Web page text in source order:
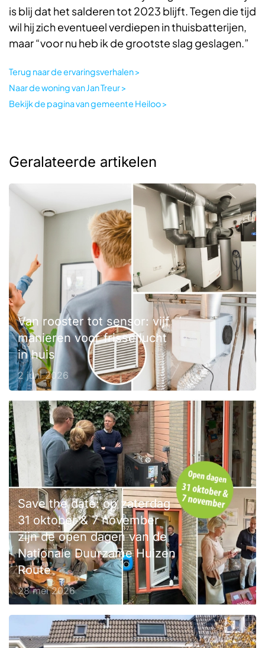
is blij dat het salderen tot 2023 blijft. Tegen die tijd
wil hij zich eventueel verdiepen in thuisbatterijen,
maar “voor nu heb ik de grootste slag geslagen.”
Terug naar de ervaringsverhalen >
Naar de woning van Jan Treur >
Bekijk de pagina van gemeente Heiloo >
Geralateerde artikelen
Van rooster tot sensor: vijf
manieren voor frisse lucht
in huis
2 juni 2026
Save the date: op zaterdag
31 oktober & 7 november
zijn de open dagen van de
Nationale Duurzame Huizen
Route
28 mei 2026